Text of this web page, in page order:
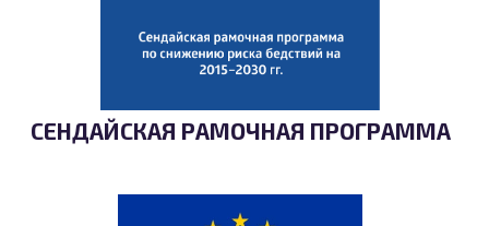
СЕНДАЙСКАЯ РАМОЧНАЯ ПРОГРАММА